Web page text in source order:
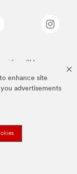
enhance site
advertisements
firmy 3M.